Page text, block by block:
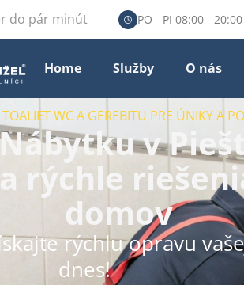
do pár minút PO - PI 08:00 -
Home Služby O nás
WC A GEREBITU PRE ÚNIKY A
v
rýchle
domov
rýchlu opravu
dnes!